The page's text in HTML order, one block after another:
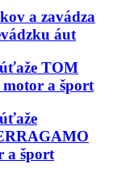
a zavádza
áut
TOM
a šport
a šport